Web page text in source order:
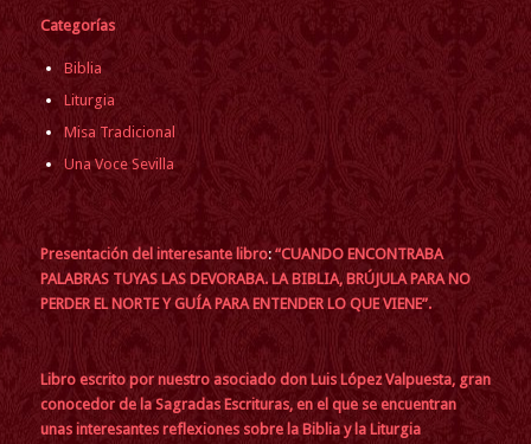
Categorías
Biblia
Liturgia
Misa Tradicional
Una Voce Sevilla
Presentación del interesante libro:“CUANDO ENCONTRABA
PALABRAS TUYAS LAS DEVORABA. LA BIBLIA, BRÚJULA PARA NO
PERDER EL NORTE Y GUÍA PARA ENTENDER LO QUE VIENE”.
Libro escrito por nuestro asociado don Luis López Valpuesta, gran
conocedor de la Sagradas Escrituras, en el que se encuentran
unas interesantes reflexiones sobre la Biblia y la Liturgia